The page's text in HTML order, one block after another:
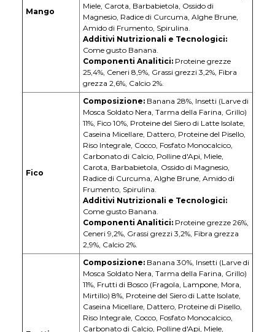
Mango
Miele, Carota, Barbabietola, Ossido di
Magnesio, Radice di Curcuma, Alghe Brune,
Amido di Frumento, Spirulina.
Additivi Nutrizionali e Tecnologici:
Come gusto Banana.
Componenti Analitici:Proteine grezze
25,4%, Ceneri 8,9%, Grassi grezzi 3,2%, Fibra
grezza 2,6%, Calcio 2%.
Fico
Composizione:Banana 28%, Insetti (Larve di
Mosca Soldato Nera, Tarma della Farina, Grillo)
11%, Fico 10%, Proteine del Siero di Latte Isolate,
Caseina Micellare, Dattero, Proteine del Pisello,
Riso Integrale, Cocco, Fosfato Monocalcico,
Carbonato di Calcio, Polline d'Api, Miele,
Carota, Barbabietola, Ossido di Magnesio,
Radice di Curcuma, Alghe Brune, Amido di
Frumento, Spirulina.
Additivi Nutrizionali e Tecnologici:
Come gusto Banana.
Componenti Analitici:Proteine grezze 26%,
Ceneri 9,2%, Grassi grezzi 3,2%, Fibra grezza
2,9%, Calcio 2%.
Composizione:Banana 30%, Insetti (Larve di
Mosca Soldato Nera, Tarma della Farina, Grillo)
11%, Frutti di Bosco (Fragola, Lampone, Mora,
Mirtillo) 8%, Proteine del Siero di Latte Isolate,
Caseina Micellare, Dattero, Proteine di Pisello,
Riso Integrale, Cocco, Fosfato Monocalcico,
Carbonato di Calcio, Polline d'Api, Miele,